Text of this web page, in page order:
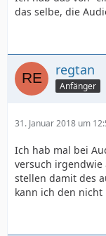
das selbe, die
regtan
Anfänger
31. Januar 2018 um
Ich hab mal bei
versuch
stellen damit des
kann ich den nicht